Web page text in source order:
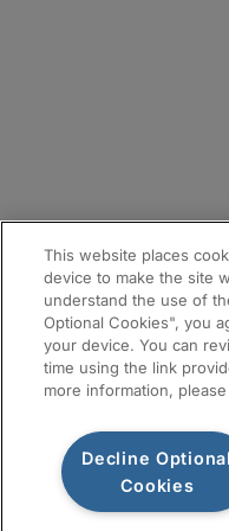
利用規約 プライバシー通知
This website places
device to make the site
understand the use of
Optional Cookies", you
your device. You can
time using the link
more information,
Decline Optional
Cookies